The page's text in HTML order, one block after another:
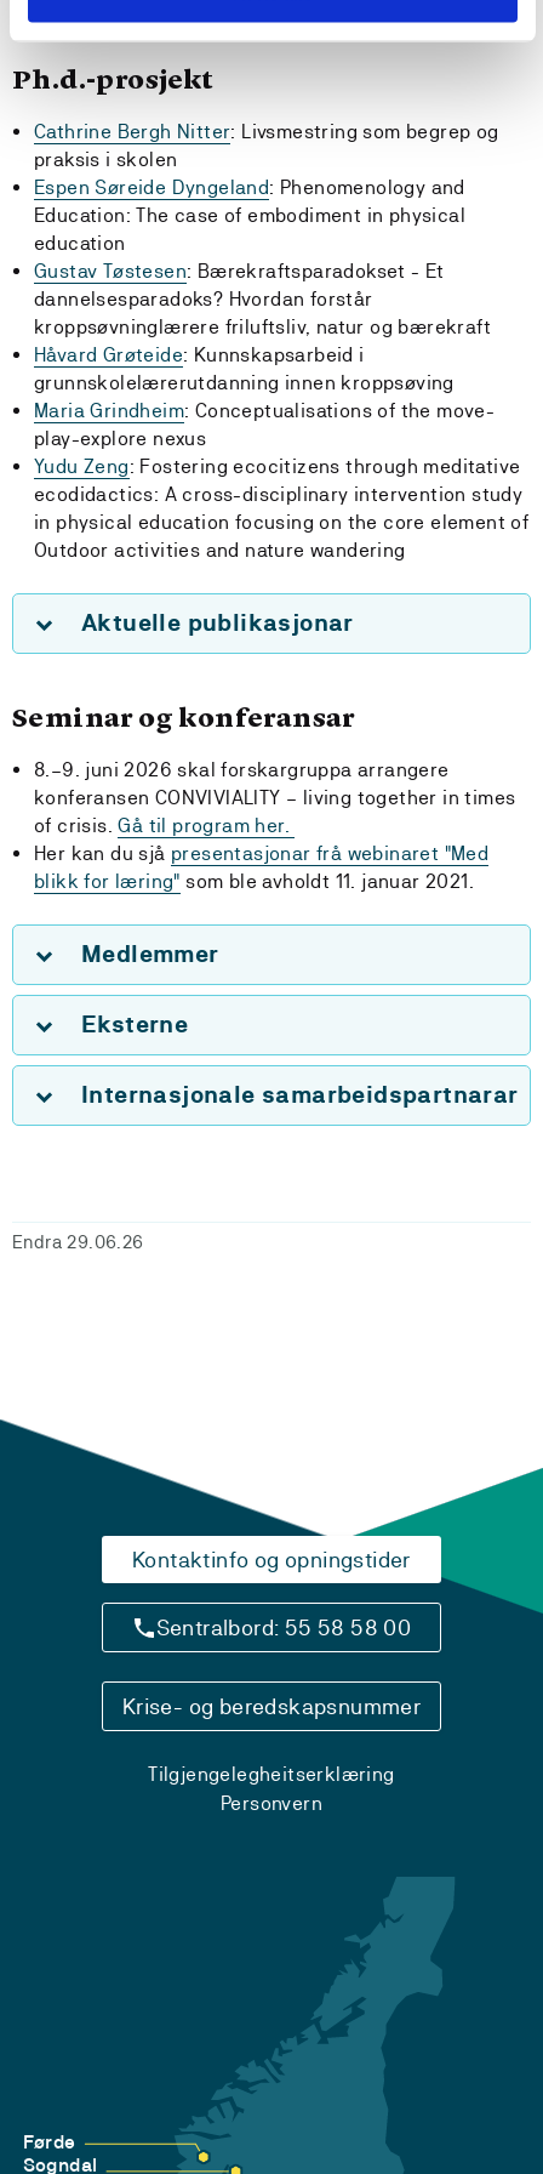
Ph.d.-prosjekt
Cathrine Bergh Nitter: Livsmestring som begrep og
praksis i skolen
Espen Søreide Dyngeland: Phenomenology and
Education: The case of embodiment in physical
education
Gustav Tøstesen: Bærekraftsparadokset - Et
dannelsesparadoks? Hvordan forstår
kroppsøvninglærere friluftsliv, natur og bærekraft
Håvard Grøteide: Kunnskapsarbeid i
grunnskolelærerutdanning innen kroppsøving
Maria Grindheim: Conceptualisations of the move-
play-explore nexus
Yudu Zeng: Fostering ecocitizens through meditative
ecodidactics: A cross-disciplinary intervention study
in physical education focusing on the core element of
Outdoor activities and nature wandering
Aktuelle publikasjonar
Seminar og konferansar
8.–9. juni 2026 skal forskargruppa arrangere
konferansen CONVIVIALITY – living together in times
of crisis.Gå til program her.
Her kan du sjå presentasjonar frå webinaret "Med
blikk for læring" som ble avholdt 11. januar 2021.
Medlemmer
Eksterne
Internasjonale samarbeidspartnarar
Endra 29.06.26
Kontaktinfo og opningstider
Sentralbord: 55 58 58 00
Krise- og beredskapsnummer
Tilgjengelegheitserklæring
Personvern
Førde
Sogndal